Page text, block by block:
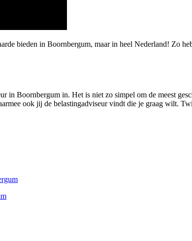
bieden in Boornbergum, maar in heel Nederland! Zo
in Boornbergum in. Het is niet zo simpel om de meest
ook jij de belastingadviseur vindt die je graag wilt.